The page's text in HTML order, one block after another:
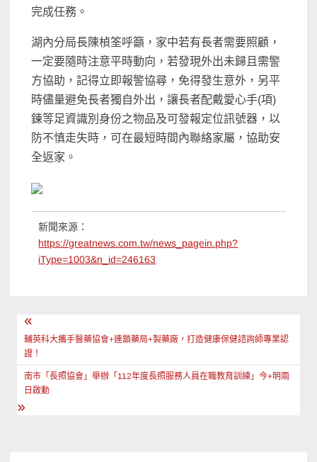
完成任務。
湖內分局長陳楨筌呼籲，家中若有長者需要照顧，
一定要隨時注意平時動向，若發現外出未歸且需警
方協助，記得立即報警協尋，免得發生意外，另平
時儘量避免長者獨自外出，讓長者配戴愛心手(項)
鍊等足資識別身份之物品及可發報定位訊號器，以
防不慎走失時，可在最短時間內聯絡家屬，協助安
全返家。
新聞來源：
https://greatnews.com.tw/news_pagein.php?
iType=1003&n_id=246163
文
章
導
覽
輔英科大攜手醫藥協會+連鎖藥局+製藥廠，打造健康保健諮詢師專業認
證！
南市「長照協會」舉辦「112年度長照服務人員在職教育訓練」今+明兩
日啟動